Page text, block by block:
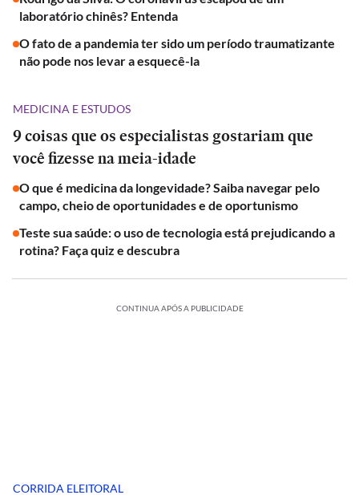
laboratório chinês? Entenda
O fato de a pandemia ter sido um período traumatizante
não pode nos levar a esquecê-la
MEDICINA E ESTUDOS
9 coisas que os especialistas gostariam que
você fizesse na meia-idade
O que é medicina da longevidade? Saiba navegar pelo
campo, cheio de oportunidades e de oportunismo
Teste sua saúde: o uso de tecnologia está prejudicando a
rotina? Faça quiz e descubra
CONTINUA APÓS A PUBLICIDADE
CORRIDA ELEITORAL